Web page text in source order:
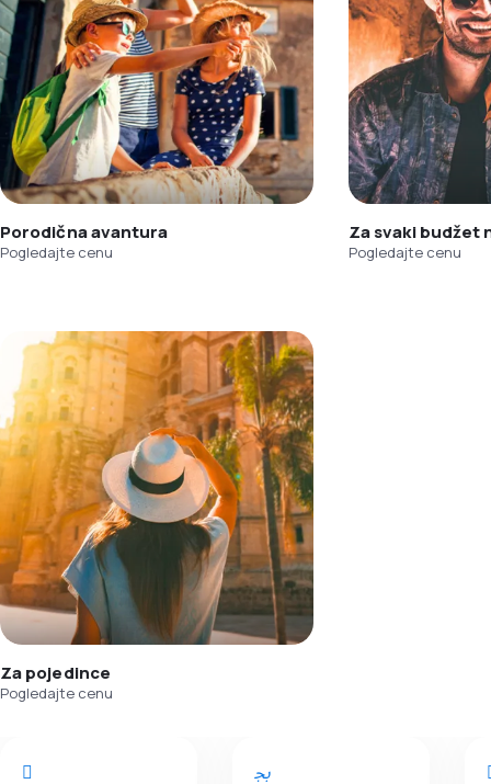
Porodična avantura
Pogledajte cenu
Za svaki budžet
Pogledajte cenu
Za pojedince
Pogledajte cenu